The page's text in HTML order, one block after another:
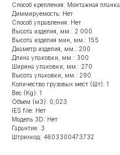
Способ крепления: Монтажная планка
Диммируемость: Нет
Способ управления: Нет
Высота изделия, мм.: 2 000
Высота изделия мин, мм.: 155
Диаметр изделия, мм.: 200
Длина упаковки, мм.: 300
Ширина упаковки, мм.: 270
Высота упаковки, мм.: 290
Количество грузовых мест (Шт): 1
Вес (Kg): 1
Объем (м3): 0,023
IES file: Нет
Модель 3D: Нет
Гарантия: 3
Штрихкод: 4603300473732